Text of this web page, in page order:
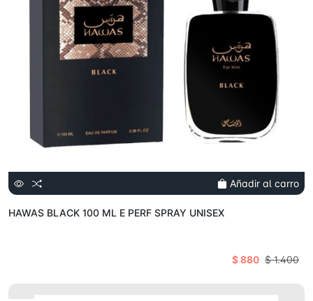
Añadir al carro
HAWAS BLACK 100 ML E PERF SPRAY UNISEX
$ 880 $ 1.400